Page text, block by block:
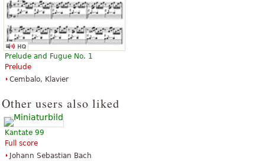
Prelude and Fugue No. 1
Prelude
Cembalo, Klavier
Other users also liked
Kantate 99
Full score
Johann Sebastian Bach